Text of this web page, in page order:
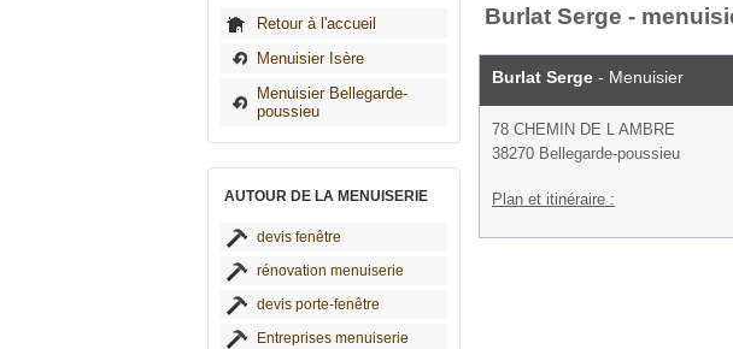
Retour à l'accueil
Menuisier Isère
Menuisier Bellegarde-
poussieu
AUTOUR DE LA MENUISERIE
devis fenêtre
rénovation menuiserie
devis porte-fenêtre
Entreprises menuiserie
Burlat Serge -
Burlat Serge - Menuisier
78 CHEMIN DE L AMBRE
38270 Bellegarde-poussieu
Plan et itinéraire :